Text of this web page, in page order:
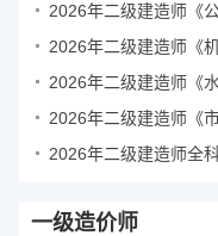
2026年二级建造师全
一级造价师